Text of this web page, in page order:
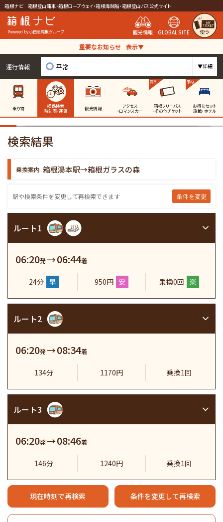
箱根ナビ 箱根登山電車・箱根ロープウェイ・箱根海賊船・箱根登山バス公式サイト
Powered by 小田急箱根グループ 観光情報 GLOBAL SITE 使う
重要なお知らせ 表示▼
運行情報 平常 ▼詳細
乗り物 経路検索
時刻表・運賃 観光情報 アクセス
・ロマンスカー
買う
箱根フリーパス
・その他チケット
予約
お得なセット
旅館・ホテル
検索結果
乗換案内 箱根湯本駅→箱根ガラスの森
駅や検索条件を変更して再検索できます 条件を変更
ルート1
06:20発→06:44着
24分 950円 乗換0回
ルート2
06:20発→08:34着
134分 1170円 乗換1回
ルート3
06:20発→08:46着
146分 1240円 乗換1回
現在時刻で再検索 条件を変更して再検索